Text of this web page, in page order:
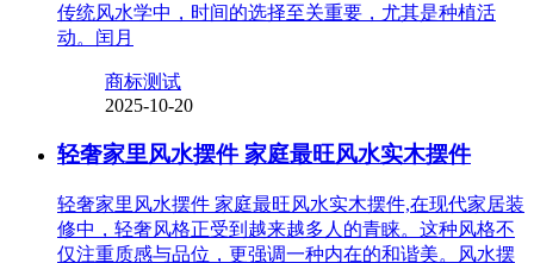
传统风水学中，时间的选择至关重要，尤其是种植活
动。闰月
商标测试
2025-10-20
轻奢家里风水摆件 家庭最旺风水实木摆件
轻奢家里风水摆件 家庭最旺风水实木摆件,在现代家居装
修中，轻奢风格正受到越来越多人的青睐。这种风格不
仅注重质感与品位，更强调一种内在的和谐美。风水摆